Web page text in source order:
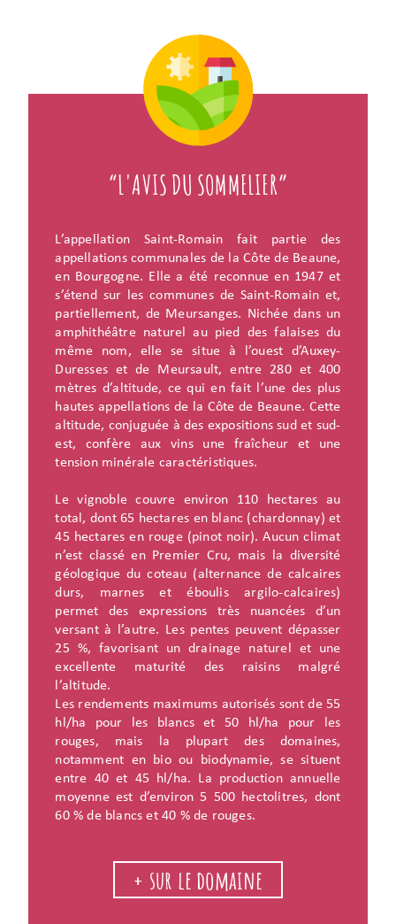
“L'AVIS DU SOMMELIER”
L’appellation Saint-Romain fait partie des
appellations communales de la Côte de Beaune,
en Bourgogne. Elle a été reconnue en 1947 et
s’étend sur les communes de Saint-Romain et,
partiellement, de Meursanges. Nichée dans un
amphithéâtre naturel au pied des falaises du
même nom, elle se situe à l’ouest d’Auxey-
Duresses et de Meursault, entre 280 et 400
mètres d’altitude, ce qui en fait l’une des plus
hautes appellations de la Côte de Beaune. Cette
altitude, conjuguée à des expositions sud et sud-
est, confère aux vins une fraîcheur et une
tension minérale caractéristiques.
Le vignoble couvre environ 110 hectares au
total, dont 65 hectares en blanc (chardonnay) et
45 hectares en rouge (pinot noir). Aucun climat
n’est classé en Premier Cru, mais la diversité
géologique du coteau (alternance de calcaires
durs, marnes et éboulis argilo-calcaires)
permet des expressions très nuancées d’un
versant à l’autre. Les pentes peuvent dépasser
25 %, favorisant un drainage naturel et une
excellente maturité des raisins malgré
l’altitude.
Les rendements maximums autorisés sont de 55
hl/ha pour les blancs et 50 hl/ha pour les
rouges, mais la plupart des domaines,
notamment en bio ou biodynamie, se situent
entre 40 et 45 hl/ha. La production annuelle
moyenne est d’environ 5 500 hectolitres, dont
60 % de blancs et 40 % de rouges.
+ sur le domaine